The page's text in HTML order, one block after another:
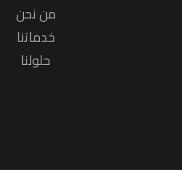
من نحن
خدماتنا
حلولنا